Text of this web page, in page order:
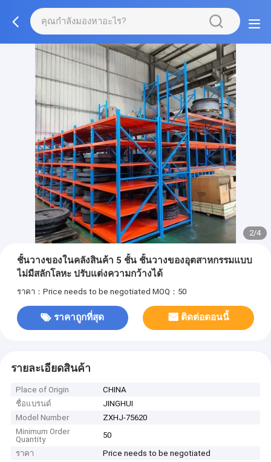
2/4
ชั้นวางของในคลังสินค้า 5 ชั้น ชั้นวางของอุตสาหกรรมแบบ
ไม่มีสลักโลหะ ปรับแต่งความกว้างได้
ราคา：Price needs to be negotiated MOQ：50
ราคาถูกที่สุด ติดต่อตอนนี้
รายละเอียดสินค้า
Place of Origin
CHINA
ชื่อแบรนด์
JINGHUI
Model Number
ZXHJ-75620
Minimum Order
Quantity
50
ราคา
Price needs to be negotiated